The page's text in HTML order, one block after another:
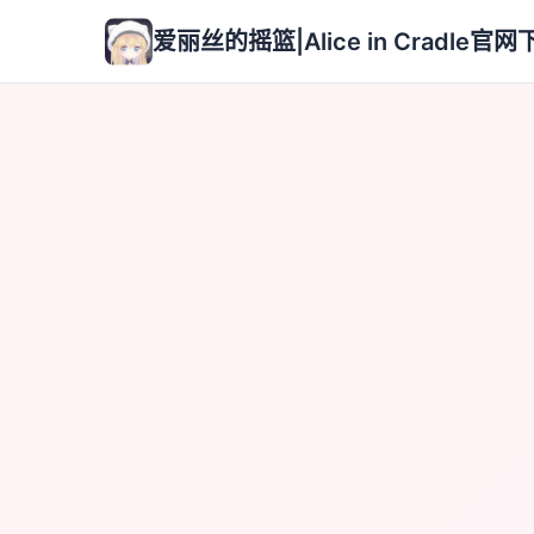
爱丽丝的摇篮|Alice in Cradle官网